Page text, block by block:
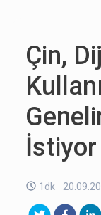
Çin,
İstiyor
1dk